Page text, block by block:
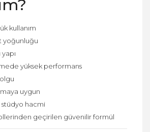
kullanım
yoğunluğu
yüksek performans
uygun
stüdyo hacmi
geçirilen güvenilir formül